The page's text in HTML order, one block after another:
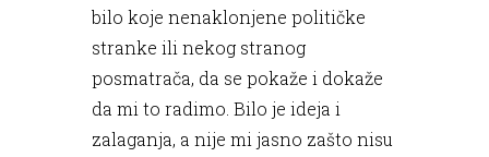
bilo koje nenaklonjene političke
stranke ili nekog stranog
posmatrača, da se pokaže i dokaže
da mi to radimo. Bilo je ideja i
zalaganja, a nije mi jasno zašto nisu